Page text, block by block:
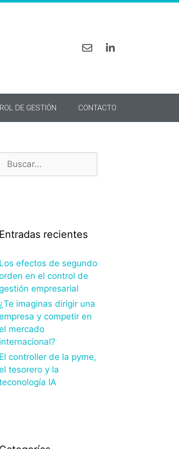
DE GESTIÓN CONTACTO
Entradas recientes
Los efectos de segundo
en el control de
empresarial
¿Te imaginas dirigir una
y competir en
mercado
internacional?
El controller de la pyme,
tesorero y la
IA